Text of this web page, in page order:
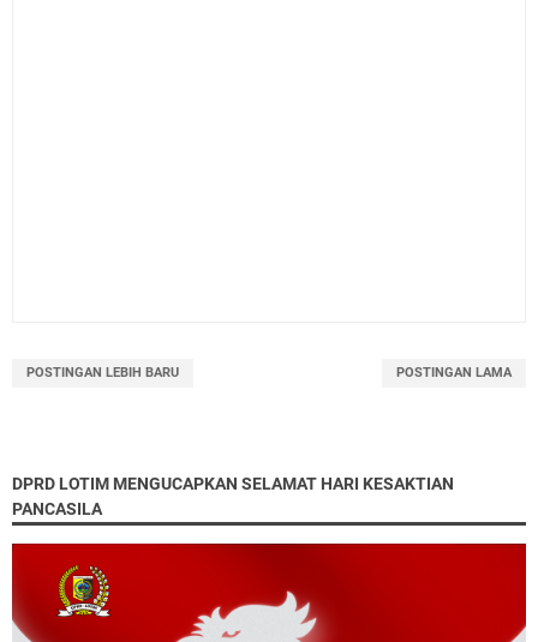
POSTINGAN LEBIH BARU POSTINGAN LAMA
DPRD LOTIM MENGUCAPKAN SELAMAT HARI KESAKTIAN
PANCASILA